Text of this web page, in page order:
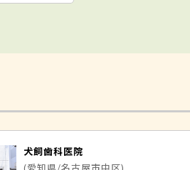
犬飼歯科医院